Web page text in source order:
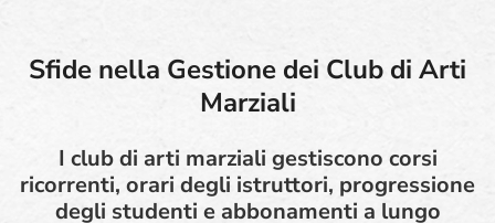
Sfide nella Gestione dei Club di Arti
Marziali
I club di arti marziali gestiscono corsi
ricorrenti, orari degli istruttori, progressione
degli studenti e abbonamenti a lungo